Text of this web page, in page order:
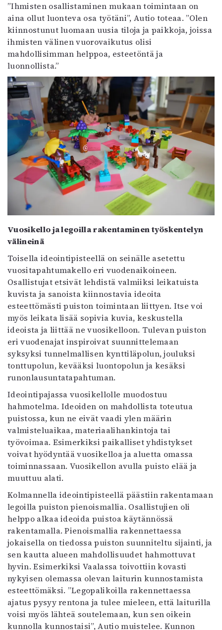
”Ihmisten osallistaminen mukaan toimintaan on
aina ollut luonteva osa työtäni”, Autio toteaa. ”Olen
kiinnostunut luomaan uusia tiloja ja paikkoja, joissa
ihmisten välinen vuorovaikutus olisi
mahdollisimman helppoa, esteetöntä ja
luonnollista.”
Vuosikello ja legoilla rakentaminen työskentelyn
välineinä
Toisella ideointipisteellä on seinälle asetettu
vuositapahtumakello eri vuodenaikoineen.
Osallistujat etsivät lehdistä valmiiksi leikatuista
kuvista ja sanoista kiinnostavia ideoita
esteettömästi puiston toimintaan liittyen. Itse voi
myös leikata lisää sopivia kuvia, keskustella
ideoista ja liittää ne vuosikelloon. Tulevan puiston
eri vuodenajat inspiroivat suunnittelemaan
syksyksi tunnelmallisen kynttiläpolun, jouluksi
tonttupolun, kevääksi luontopolun ja kesäksi
runonlausuntatapahtuman.
Ideointipajassa vuosikellolle muodostuu
hahmotelma. Ideoiden on mahdollista toteutua
puistossa, kun ne eivät vaadi ylen määrin
valmisteluaikaa, materiaalihankintoja tai
työvoimaa. Esimerkiksi paikalliset yhdistykset
voivat hyödyntää vuosikelloa ja aluetta omassa
toiminnassaan. Vuosikellon avulla puisto elää ja
muuttuu alati.
Kolmannella ideointipisteellä päästiin rakentamaan
legoilla puiston pienoismallia. Osallistujien oli
helppo alkaa ideoida puistoa käytännössä
rakentamalla. Pienoismallia rakennettaessa
jokaisella on tiedossa puiston suunniteltu sijainti, ja
sen kautta alueen mahdollisuudet hahmottuvat
hyvin. Esimerkiksi Vaalassa toivottiin kovasti
nykyisen olemassa olevan laiturin kunnostamista
esteettömäksi. ”Legopalikoilla rakennettaessa
ajatus pysyy rentona ja tulee mieleen, että laiturilla
voisi myös lähteä soutelemaan, kun sen oikein
kunnolla kunnostaisi”, Autio muistelee. Kunnon